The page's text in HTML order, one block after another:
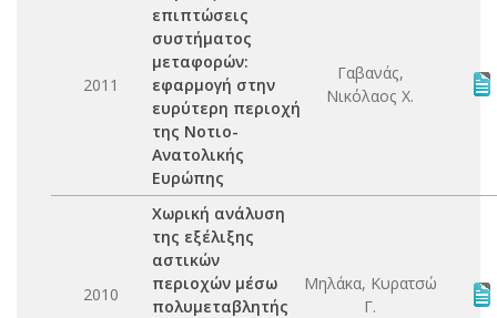
2011
επιπτώσεις
συστήματος
μεταφορών:
εφαρμογή στην
ευρύτερη περιοχή
της Νοτιο-
Ανατολικής
Ευρώπης
Γαβανάς,
Νικόλαος Χ.
2010
Χωρική ανάλυση
της εξέλιξης
αστικών
περιοχών μέσω
πολυμεταβλητής
Μηλάκα, Κυρατσώ
Γ.